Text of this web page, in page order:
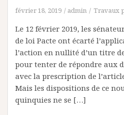
février 18, 2019 admin Travaux
Le 12 février 2019, les
de loi Pacte ont écarté
l’action en nullité d’un titre
pour tenter de répondre aux
avec la prescription de
Mais les dispositions de ce
quinquies ne se […]